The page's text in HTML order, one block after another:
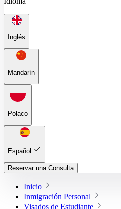
Inglés
Mandarín
Polaco
Español
Reservar una Consulta
Inicio
Inmigración Personal
Visados de Estudiante